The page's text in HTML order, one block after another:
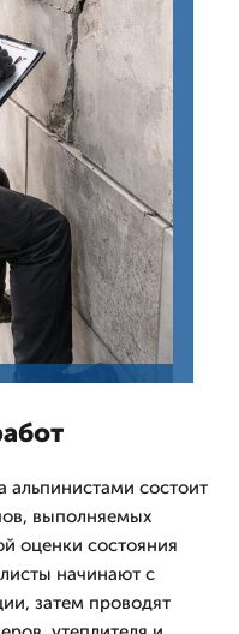
альпинистами состоит
выполняемых
оценки состояния
начинают с
затем проводят